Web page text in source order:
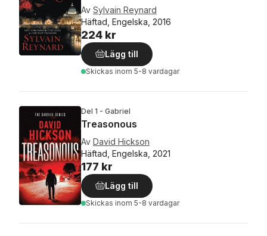
Av Sylvain Reynard
Häftad, Engelska, 2016
224 kr
Lägg till
Skickas inom 5-8 vardagar
Del 1 - Gabriel
Treasonous
Av David Hickson
Häftad, Engelska, 2021
177 kr
Lägg till
Skickas inom 5-8 vardagar